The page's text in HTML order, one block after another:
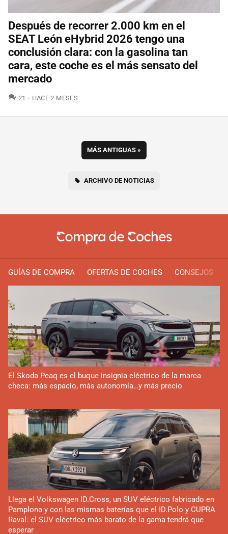
Después de recorrer 2.000 km en el
SEAT León eHybrid 2026 tengo una
conclusión clara: con la gasolina tan
cara, este coche es el más sensato del
mercado
21 COMENTARIOS
HACE 2 MESES
MÁS ANTIGUAS »
ARCHIVO DE NOTICIAS
GUÍAS DE COMPRA OFERTAS DE COCHES CONSEJOS
El Skoda Peaq es el buque insignia eléctrico de la marca
checa: más espacio, más autonomía…y más precio
Llega el Volkswagen ID.Cross, un SUV eléctrico fabricado en
Pamplona y con las mismas baterías que el ID.Polo y CUPRA
Raval: el SUV eléctrico más barato de la gama tendrá que
esperar